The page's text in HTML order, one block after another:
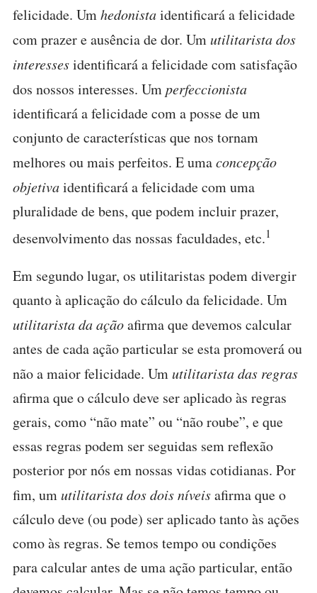
felicidade. Umhedonistaidentificará a felicidade
com prazer e ausência de dor. Umutilitarista dos
interessesidentificará a felicidade com satisfação
dos nossos interesses. Umperfeccionista
identificará a felicidade com a posse de um
conjunto de características que nos tornam
melhores ou mais perfeitos. E umaconcepção
objetivaidentificará a felicidade com uma
pluralidade de bens, que podem incluir prazer,
desenvolvimento das nossas faculdades, etc.1
Em segundo lugar, os utilitaristas podem divergir
quanto à aplicação do cálculo da felicidade. Um
utilitarista da açãoafirma que devemos calcular
antes de cada ação particular se esta promoverá ou
não a maior felicidade. Umutilitarista das regras
afirma que o cálculo deve ser aplicado às regras
gerais, como “não mate” ou “não roube”, e que
essas regras podem ser seguidas sem reflexão
posterior por nós em nossas vidas cotidianas. Por
fim, umutilitarista dos dois níveisafirma que o
cálculo deve (ou pode) ser aplicado tanto às ações
como às regras. Se temos tempo ou condições
para calcular antes de uma ação particular, então